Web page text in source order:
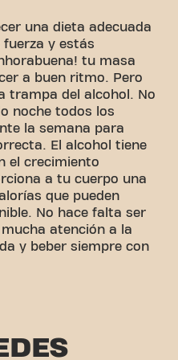
una dieta adecuada
y estás
tu masa
a buen ritmo. Pero
trampa del alcohol. No
noche todos los
la semana para
El alcohol tiene
el crecimiento
a tu cuerpo una
que pueden
No hace falta ser
atención a la
y beber siempre con